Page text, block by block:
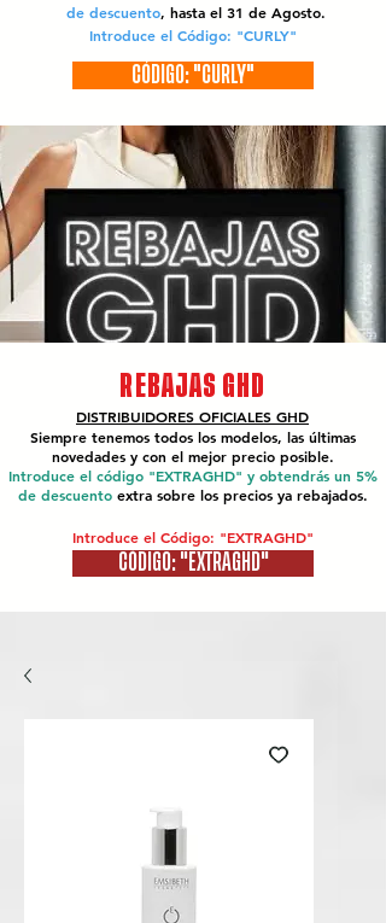
de descuento, hasta el 31 de Agosto.
Introduce el Código: "CURLY"
CÓDIGO: "CURLY"
REBAJAS GHD
DISTRIBUIDORES OFICIALES GHD
Siempre tenemos todos los modelos, las últimas
novedades y con el mejor precio posible.
Introduce el código "EXTRAGHD" y obtendrás un 5%
de descuento extra sobre los precios ya rebajados.
Introduce el Código: "EXTRAGHD"
CÓDIGO: "EXTRAGHD"